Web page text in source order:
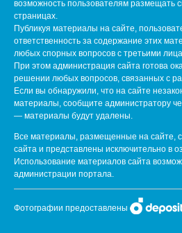
возможность пользователям размещать
страницах.
Публикуя материалы на сайте,
ответственность за содержание этих
любых спорных вопросов с третьими
При этом администрация сайта готова
решении любых вопросов, связанных с
Если вы обнаружили, что на сайте
материалы, сообщите администратору
— материалы будут удалены.
Все материалы, размещенные на сайте,
сайта и представлены исключительно в
Использование материалов сайта
администрации портала.
Фотографии предоставлены